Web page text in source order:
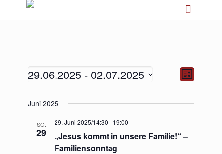
Ansichten-
Navigation
Ansichten-
Liste
29.06.2025 - 02.07.2025
wählen.
Juni 2025
SO.
29
29. Juni 2025/14:30 - 19:00
„Jesus kommt in unsere Familie!“ –
Familiensonntag